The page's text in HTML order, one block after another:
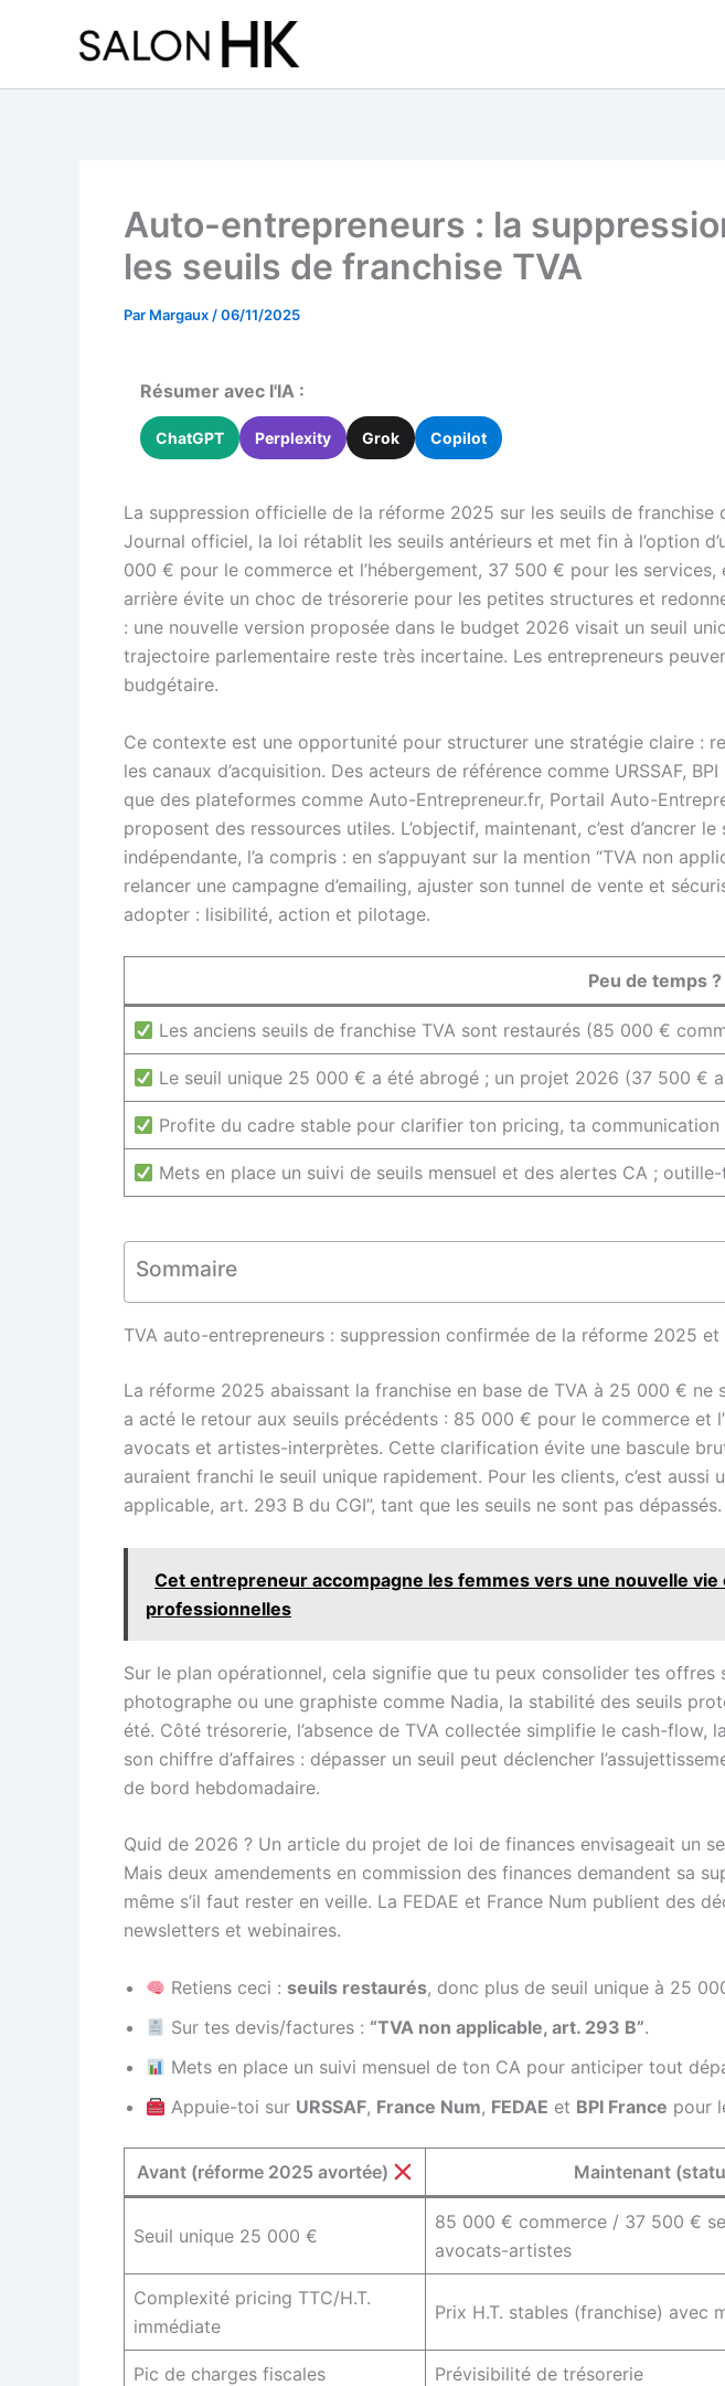
Auto-entrepreneurs : la
les seuils de franchise TVA
Par Margaux /06/11/2025
Résumer avec l'IA :
ChatGPT Perplexity Grok Copilot
La suppression officielle de la réforme 2025 sur les seuils de franchise
Journal officiel, la loi rétablit les seuils antérieurs et met fin à l’option
000 € pour le commerce et l’hébergement, 37 500 € pour les
arrière évite un choc de trésorerie pour les petites structures et
: une nouvelle version proposée dans le budget 2026 visait un seuil
trajectoire parlementaire reste très incertaine. Les entrepreneurs
budgétaire.
Ce contexte est une opportunité pour structurer une stratégie claire :
les canaux d’acquisition. Des acteurs de référence comme URSSAF,
que des plateformes comme Auto-Entrepreneur.fr, Portail Auto-
proposent des ressources utiles. L’objectif, maintenant, c’est
indépendante, l’a compris : en s’appuyant sur la mention “TVA non
relancer une campagne d’emailing, ajuster son tunnel de vente et
adopter : lisibilité, action et pilotage.
Peu de temps
Les anciens seuils de franchise TVA sont restaurés (85 000 €
Le seuil unique 25 000 € a été abrogé ; un projet 2026 (37 500 €
Profite du cadre stable pour clarifier ton pricing, ta
Mets en place un suivi de seuils mensuel et des alertes CA ;
Sommaire
TVA auto-entrepreneurs : suppression confirmée de la réforme 2025
La réforme 2025 abaissant la franchise en base de TVA à 25 000 €
a acté le retour aux seuils précédents : 85 000 € pour le commerce
avocats et artistes-interprètes. Cette clarification évite une bascule
auraient franchi le seuil unique rapidement. Pour les clients, c’est
applicable, art. 293 B du CGI”, tant que les seuils ne sont pas dépassés.
Cet entrepreneur accompagne les femmes vers une nouvelle
professionnelles
Sur le plan opérationnel, cela signifie que tu peux consolider tes
photographe ou une graphiste comme Nadia, la stabilité des seuils
été. Côté trésorerie, l’absence de TVA collectée simplifie le cash-
son chiffre d’affaires : dépasser un seuil peut déclencher
de bord hebdomadaire.
Quid de 2026 ? Un article du projet de loi de finances envisageait un
Mais deux amendements en commission des finances demandent sa
même s’il faut rester en veille. La FEDAE et France Num publient des
newsletters et webinaires.
Retiens ceci : seuils restaurés, donc plus de seuil unique à 25
Sur tes devis/factures : “TVA non applicable, art. 293 B”.
Mets en place un suivi mensuel de ton CA pour anticiper tout
Appuie-toi sur URSSAF, France Num, FEDAE et BPI France pour
Avant (réforme 2025 avortée) Maintenant
Seuil unique 25 000 €
85 000 € commerce / 37 500 €
avocats-artistes
Complexité pricing TTC/H.T.
immédiate
Prix H.T. stables (franchise) avec
Pic de charges fiscales Prévisibilité de trésorerie